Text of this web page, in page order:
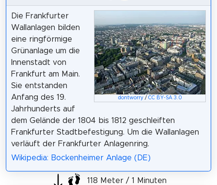
dontworry/ CC BY-SA 3.0
Die Frankfurter
Wallanlagen bilden
eine ringförmige
Grünanlage um die
Innenstadt von
Frankfurt am Main.
Sie entstanden
Anfang des 19.
Jahrhunderts auf
dem Gelände der 1804 bis 1812 geschleiften
Frankfurter Stadtbefestigung. Um die Wallanlagen
verläuft der Frankfurter Anlagenring.
Wikipedia: Bockenheimer Anlage (DE)
118 Meter / 1 Minuten